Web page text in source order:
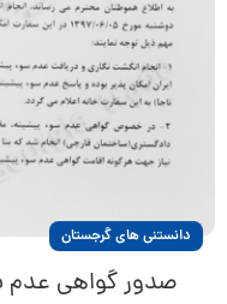
دانستنی های گرجستان
صدور گواهی عدم